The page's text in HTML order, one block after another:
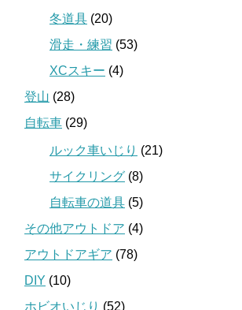
冬道具 (20)
滑走・練習 (53)
XCスキー (4)
登山 (28)
自転車 (29)
ルック車いじり (21)
サイクリング (8)
自転車の道具 (5)
その他アウトドア (4)
アウトドアギア (78)
DIY (10)
ホビオいじり (52)